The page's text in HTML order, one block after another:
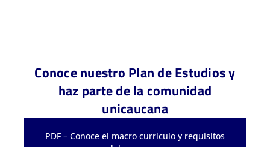
Conoce nuestro Plan de Estudios y
haz parte de la comunidad
unicaucana
PDF – Conoce el macro currículo y requisitos